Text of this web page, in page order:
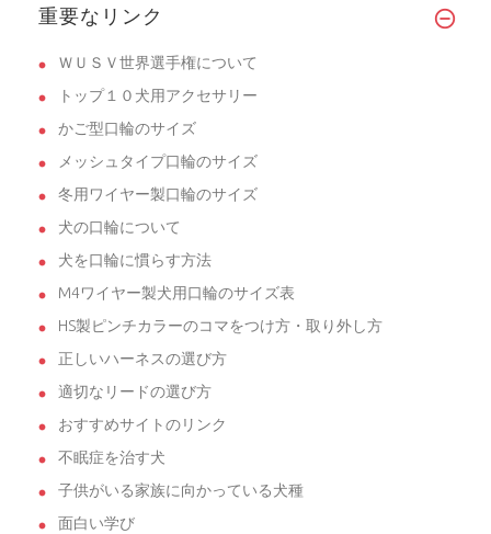
重要なリンク
ＷＵＳＶ世界選手権について
トップ１０犬用アクセサリー
かご型口輪のサイズ
メッシュタイプ口輪のサイズ
冬用ワイヤー製口輪のサイズ
犬の口輪について
犬を口輪に慣らす方法
M4ワイヤー製犬用口輪のサイズ表
HS製ピンチカラーのコマをつけ方・取り外し方
正しいハーネスの選び方
適切なリードの選び方
おすすめサイトのリンク
不眠症を治す犬
子供がいる家族に向かっている犬種
面白い学び